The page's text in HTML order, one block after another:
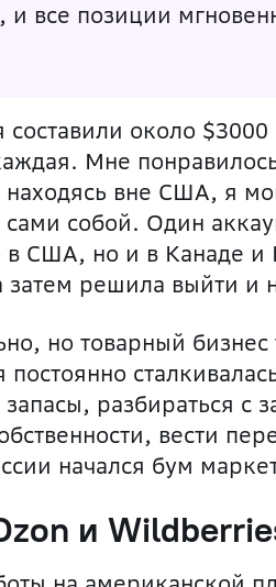
все позиции
составили около
Мне
вне США, я
собой. Один
в США, но и в Канаде
затем решила выйти и
но товарный
постоянно
разбираться с
вести
начался бум
и